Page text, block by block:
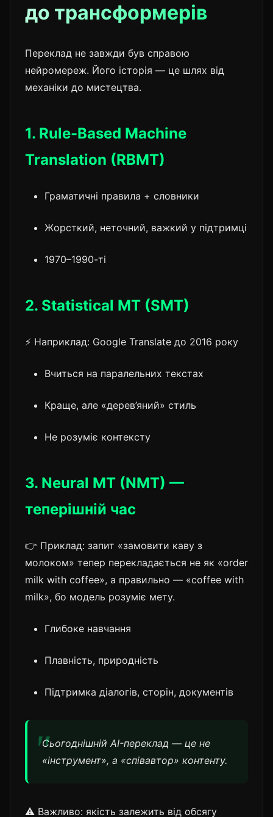
до трансформерів
Переклад не завжди був справою
нейромереж. Його історія — це шлях від
механіки до мистецтва.
1. Rule-Based Machine
Translation (RBMT)
Граматичні правила + словники
Жорсткий, неточний, важкий у підтримці
1970–1990-ті
2. Statistical MT (SMT)
⚡ Наприклад: Google Translate до 2016 року
Вчиться на паралельних текстах
Краще, але «дерев’яний» стиль
Не розуміє контексту
3. Neural MT (NMT) —
теперішній час
👉 Приклад: запит «замовити каву з
молоком» тепер перекладається не як «order
milk with coffee», а правильно — «coffee with
milk», бо модель розуміє мету.
Глибоке навчання
Плавність, природність
Підтримка діалогів, сторін, документів
Сьогоднішній AI-переклад — це не
«інструмент», а «співавтор» контенту.
⚠️ Важливо: якість залежить від обсягу